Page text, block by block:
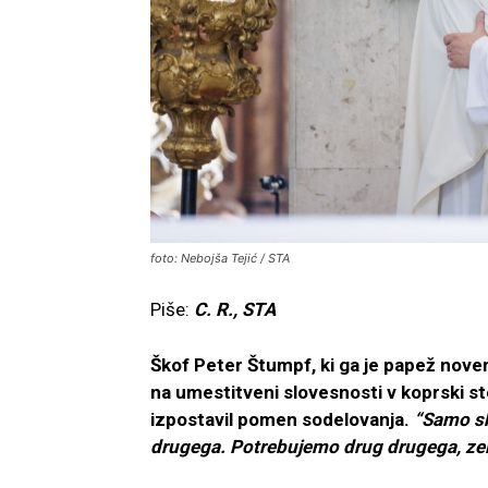
foto: Nebojša Tejić / STA
Piše: C. R., STA
Škof Peter Štumpf, ki ga je papež
na umestitveni slovesnosti v koprski
izpostavil pomen sodelovanja. “Samo
drugega. Potrebujemo drug drugega,